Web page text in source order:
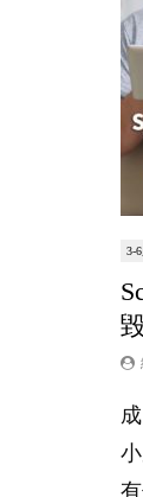
3-